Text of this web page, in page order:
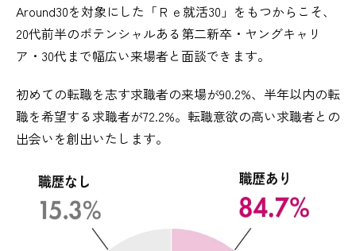
Around30を対象にした「Ｒｅ就活30」をもつからこそ、
20代前半のポテンシャルある第二新卒・ヤングキャリ
ア・30代まで幅広い来場者と面談できます。
初めての転職を志す求職者の来場が90.2%、半年以内の転
職を希望する求職者が72.2%。転職意欲の高い求職者との
出会いを創出いたします。